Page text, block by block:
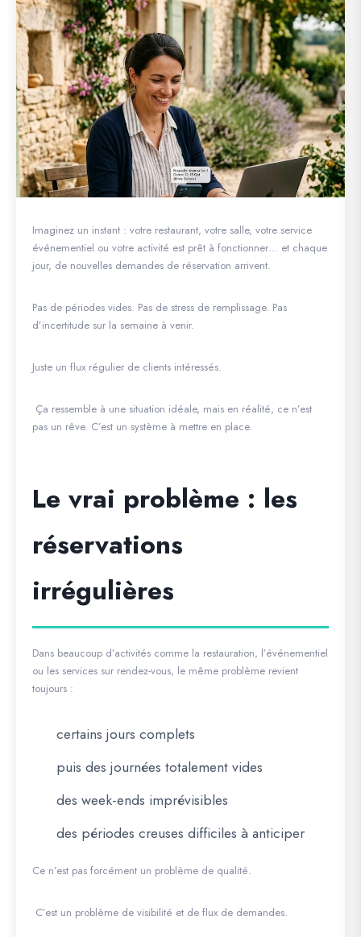
Imaginez un instant : votre restaurant, votre salle, votre service
événementiel ou votre activité est prêt à fonctionner… et chaque
jour, de nouvelles demandes de réservation arrivent.
Pas de périodes vides. Pas de stress de remplissage. Pas
d’incertitude sur la semaine à venir.
Juste un flux régulier de clients intéressés.
Ça ressemble à une situation idéale, mais en réalité, ce n’est
pas un rêve. C’est un système à mettre en place.
Le vrai problème : les
réservations
irrégulières
Dans beaucoup d’activités comme la restauration, l’événementiel
ou les services sur rendez-vous, le même problème revient
toujours :
certains jours complets
puis des journées totalement vides
des week-ends imprévisibles
des périodes creuses difficiles à anticiper
Ce n’est pas forcément un problème de qualité.
C’est un problème de visibilité et de flux de demandes.